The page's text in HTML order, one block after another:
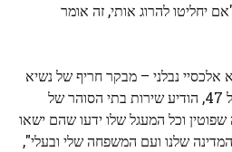
יחליטו להרוג אותי, זה אומר
אלכסיי נבלני – מבקר חריף של נשיא
– מת בגיל 47, הודיע ​​שירות בתי הסוהר של
שפוטין וכל המעגל שלו ידעו שהם ישאו
שלנו ועם המשפחה שלי ובעלי",